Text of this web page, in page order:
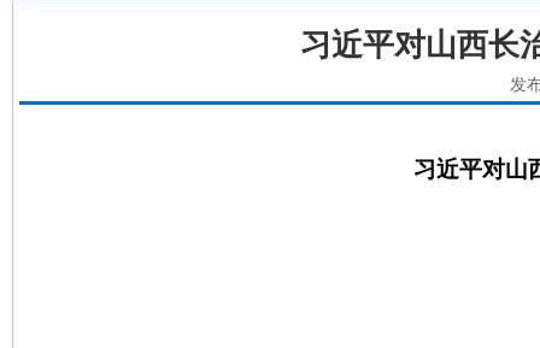
习近平对山西长
发
习近平对山